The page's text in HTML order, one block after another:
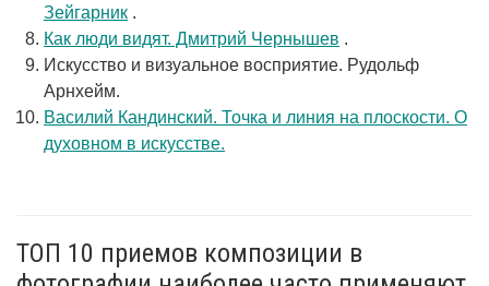
Зейгарник .
Как люди видят. Дмитрий Чернышев .
Искусство и визуальное восприятие. Рудольф
Арнхейм.
Василий Кандинский. Точка и линия на плоскости. О
духовном в искусстве.
ТОП 10 приемов композиции в